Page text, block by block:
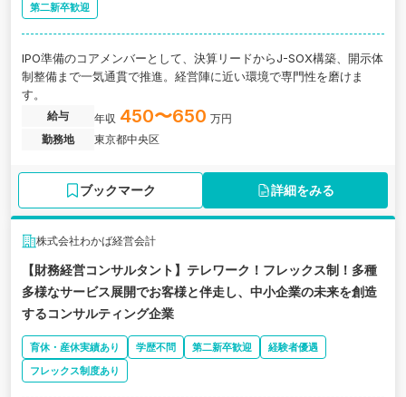
第二新卒歓迎
IPO準備のコアメンバーとして、決算リードからJ-SOX構築、開示体
制整備まで一気通貫で推進。経営陣に近い環境で専門性を磨けま
す。
給与 年収 450〜650 万円
勤務地
東京都中央区
ブックマーク 詳細をみる
株式会社わかば経営会計
【財務経営コンサルタント】テレワーク！フレックス制！多種
多様なサービス展開でお客様と伴走し、中小企業の未来を創造
するコンサルティング企業
育休・産休実績あり 学歴不問 第二新卒歓迎
経験者優遇
フレックス制度あり